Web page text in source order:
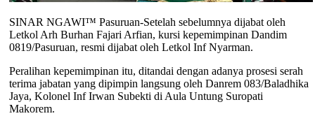
SINAR NGAWI™ Pasuruan-Setelah sebelumnya dijabat oleh
Letkol Arh Burhan Fajari Arfian, kursi kepemimpinan Dandim
0819/Pasuruan, resmi dijabat oleh Letkol Inf Nyarman.
Peralihan kepemimpinan itu, ditandai dengan adanya prosesi serah
terima jabatan yang dipimpin langsung oleh Danrem 083/Baladhika
Jaya, Kolonel Inf Irwan Subekti di Aula Untung Suropati
Makorem.